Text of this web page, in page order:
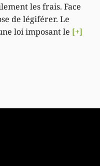
les frais. Face
de légiférer. Le
loi imposant le [+]